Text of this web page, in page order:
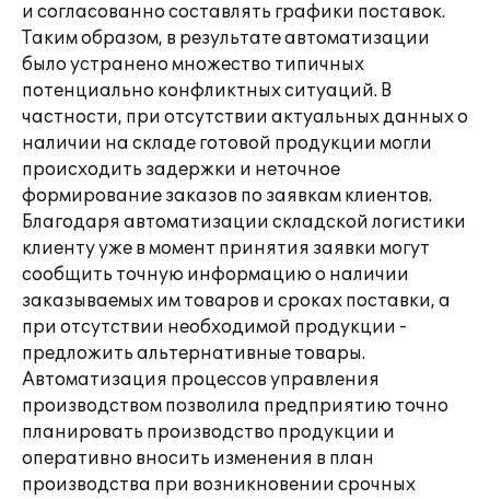
и согласованно составлять графики поставок.
Таким образом, в результате автоматизации
было устранено множество типичных
потенциально конфликтных ситуаций. В
частности, при отсутствии актуальных данных о
наличии на складе готовой продукции могли
происходить задержки и неточное
формирование заказов по заявкам клиентов.
Благодаря автоматизации складской логистики
клиенту уже в момент принятия заявки могут
сообщить точную информацию о наличии
заказываемых им товаров и сроках поставки, а
при отсутствии необходимой продукции -
предложить альтернативные товары.
Автоматизация процессов управления
производством позволила предприятию точно
планировать производство продукции и
оперативно вносить изменения в план
производства при возникновении срочных